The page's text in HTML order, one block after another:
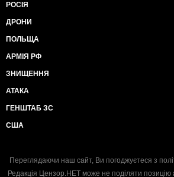
РОСІЯ
ДРОНИ
ПОЛЬЩА
АРМІЯ РФ
ЗНИЩЕННЯ
АТАКА
ГЕНШТАБ ЗС
США
Переглядаючи наш сайт, Ви погоджуєтеся з
Редакція Цензор.НЕТ може не поділяти позицію